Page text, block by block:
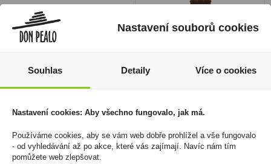
Plastová
60 Kč
Zlatá 0,05l 45% Mini
R.Jelínek
Nastavení souborů cookies
Souhlas Detaily Více o cookies
Nastavení cookies: Aby všechno fungovalo, jak má.
Používáme cookies, aby se vám web dobře prohlížel a vše fungovalo
- od vyhledávání až po akce, které vás zajímají. Navíc nám tím
pomůžete web zlepšovat.